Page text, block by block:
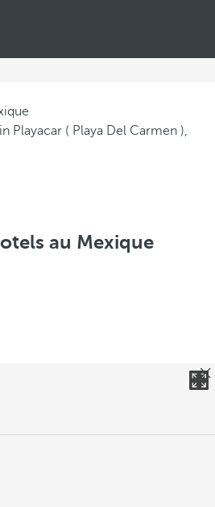
au Mexique